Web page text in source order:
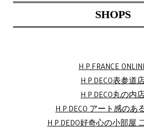
SHOPS
H.P.FRANCE
H.P.DECO表参道
H.P.DECO丸の内
H.P.DECO アート感のあ
H.P.DEDO好奇心の小部屋